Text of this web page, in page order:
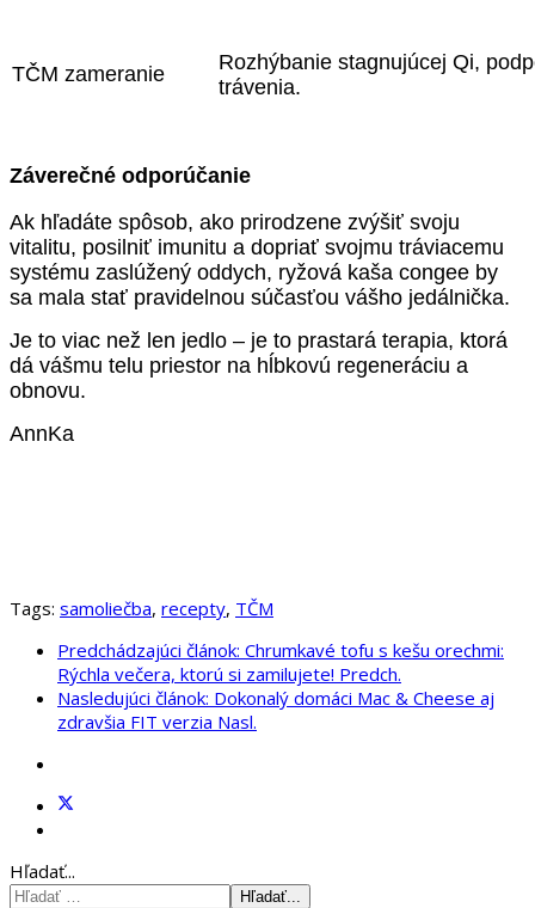
TČM zameranie
Rozhýbanie stagnujúcej Qi,
trávenia.
Záverečné odporúčanie
Ak hľadáte spôsob, ako prirodzene zvýšiť svoju
vitalitu, posilniť imunitu a dopriať svojmu tráviacemu
systému zaslúžený oddych, ryžová kaša congee by
sa mala stať pravidelnou súčasťou vášho jedálnička.
Je to viac než len jedlo – je to prastará terapia, ktorá
dá vášmu telu priestor na hĺbkovú regeneráciu a
obnovu.
AnnKa
Tags: samoliečba, recepty, TČM
Predchádzajúci článok: Chrumkavé tofu s kešu orechmi:
Rýchla večera, ktorú si zamilujete! Predch.
Nasledujúci článok: Dokonalý domáci Mac & Cheese aj
zdravšia FIT verzia Nasl.
Hľadať...
Hľadať...